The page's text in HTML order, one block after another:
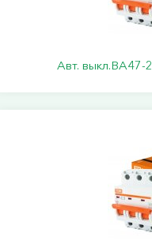
Авт. выкл.ВА47-